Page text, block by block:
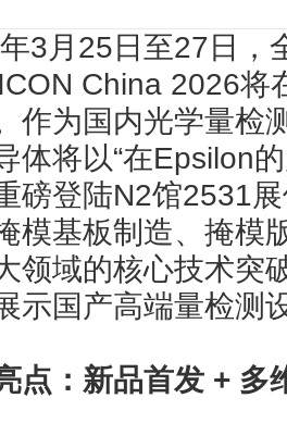
3月25日至27日，
China 2026将
作为国内光学量检
体将以“在Epsilon
磅登陆N2馆2531
模基板制造、掩模
领域的核心技术突
示国产高端量检测
点：新品首发 + 多